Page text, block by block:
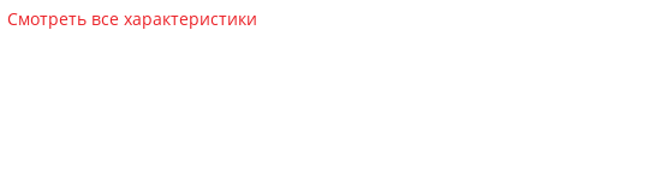
Смотреть все характеристики